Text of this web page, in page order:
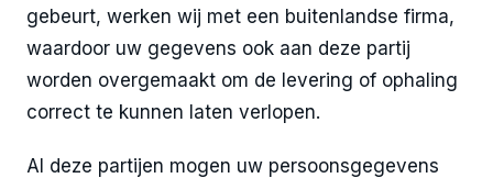
gebeurt, werken wij met een buitenlandse firma,
waardoor uw gegevens ook aan deze partij
worden overgemaakt om de levering of ophaling
correct te kunnen laten verlopen.
Al deze partijen mogen uw persoonsgegevens